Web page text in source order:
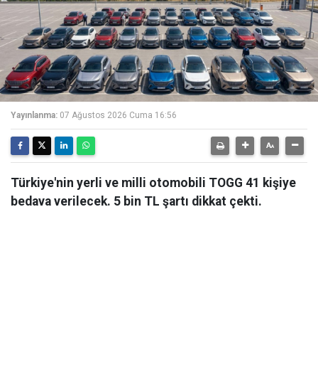
Yayınlanma: 07 Ağustos 2026 Cuma 16:56
Türkiye'nin yerli ve milli otomobili TOGG 41 kişiye
bedava verilecek. 5 bin TL şartı dikkat çekti.